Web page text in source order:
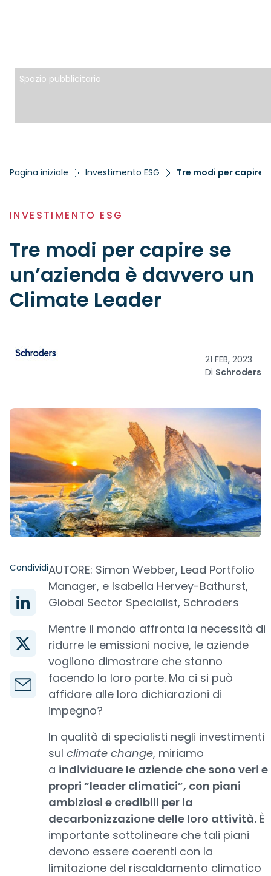
Spazio pubblicitario
Pagina iniziale Investimento ESG Tre modi per capire
INVESTIMENTO ESG
Tre modi per capire se
un’azienda è davvero un
Climate Leader
21 FEB, 2023
Di Schroders
CondividiAUTORE: Simon Webber, Lead Portfolio
Manager, e Isabella Hervey-Bathurst,
Global Sector Specialist, Schroders
Mentre il mondo affronta la necessità di
ridurre le emissioni nocive, le aziende
vogliono dimostrare che stanno
facendo la loro parte. Ma ci si può
affidare alle loro dichiarazioni di
impegno?
In qualità di specialisti negli investimenti
sul climate change, miriamo
a individuare le aziende che sono veri e
propri “leader climatici”, con piani
ambiziosi e credibili per la
decarbonizzazione delle loro attività. È
importante sottolineare che tali piani
devono essere coerenti con la
limitazione del riscaldamento climatico